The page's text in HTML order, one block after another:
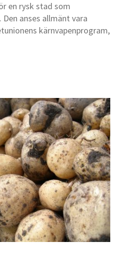
en rysk stad som
anses allmänt vara
kärnvapenprogram,